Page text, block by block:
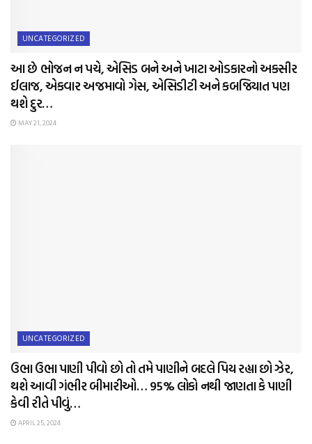
UNCATEGORIZED
આ છે ભોજન ન પચે, એસિડ બને અને ખાટા ઓડકારનો અકસીર
ઈલાજ, એકવાર અજમાવો ગેસ, એસિડીટી અને કબજિયાત પણ
થશે દુર…
MAY 21, 2024
UNCATEGORIZED
ઉભા ઉભા પાણી પીવો છો તો તમે પાણીને બદલે પિય રહ્યા છો ઝેર,
થશે આવી ગંભીર બીમારીઓ… 95% લોકો નથી જાણતા કે પાણી
કેવી રીતે પીવું…
APRIL 25, 2024